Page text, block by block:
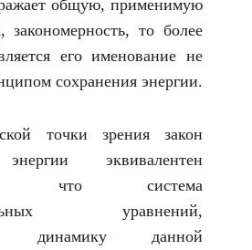
общую, применимую
закономерность, то более
его именование не
сохранения энергии.
точки зрения закон
эквивалентен
что система
уравнений,
динамику данной